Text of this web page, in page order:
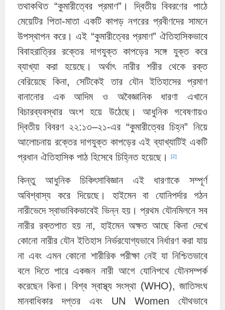
তথাকথিত “কুমারীত্বের প্রমাণ”। দ্বিতীয় বিবরণের পাঠে
মেয়েটির পিতা-মাতা একটি কাপড় নগরের প্রবীণদের সামনে
উপস্থাপন করে। এই “কুমারীত্বের প্রমাণ” ঐতিহাসিকভাবে
বিবাহরাত্রির রক্তের দাগযুক্ত কাপড়ের সঙ্গে যুক্ত করে
ব্যাখ্যা করা হয়েছে। অর্থাৎ নারীর শরীর থেকে রক্ত
বেরিয়েছে কিনা, সেটিকেই তার যৌন ইতিহাসের প্রমাণ
বানানোর এক আদিম ও অবৈজ্ঞানিক ধারণা এখানে
বিচারব্যবস্থার অংশ হয়ে উঠেছে। আধুনিক গবেষণায়ও
দ্বিতীয় বিবরণ ২২:১৩–২১-এর “কুমারীত্বের চিহ্ন” নিয়ে
আলোচনায় রক্তের দাগযুক্ত কাপড়ের এই ব্যাখ্যাটিই একটি
প্রধান ঐতিহাসিক পাঠ হিসেবে চিহ্নিত হয়েছে।
[2]
কিন্তু আধুনিক চিকিৎসাবিজ্ঞান এই ধারণাকে সম্পূর্ণ
অবিশ্বাস্য করে দিয়েছে। হাইমেন বা যোনিপর্দার গঠন
নারীভেদে স্বাভাবিকভাবেই ভিন্ন হয়। প্রথম যৌনমিলনে সব
নারীর রক্তপাত হয় না, হাইমেন অক্ষত আছে কিনা দেখে
কোনো নারীর যৌন ইতিহাস নির্ভরযোগ্যভাবে নির্ধারণ করা যায়
না এবং এমন কোনো শারীরিক পরীক্ষা নেই যা নিশ্চিতভাবে
বলে দিতে পারে একজন নারী আগে যোনিপথে যৌনসম্পর্ক
করেছেন কিনা। বিশ্ব স্বাস্থ্য সংস্থা (WHO), জাতিসংঘ
মানবাধিকার দপ্তর এবং UN Women যৌথভাবে